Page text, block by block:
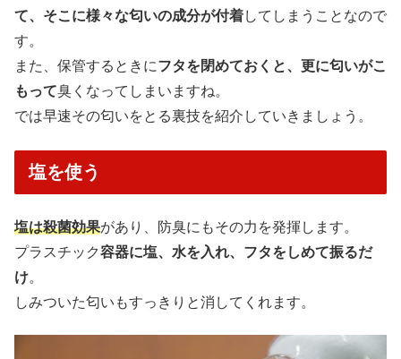
て、そこに様々な匂いの成分が付着してしまうことなので
す。
また、保管するときにフタを閉めておくと、更に匂いがこ
もって臭くなってしまいますね。
では早速その匂いをとる裏技を紹介していきましょう。
塩を使う
塩は殺菌効果があり、防臭にもその力を発揮します。
プラスチック容器に塩、水を入れ、フタをしめて振るだ
け。
しみついた匂いもすっきりと消してくれます。